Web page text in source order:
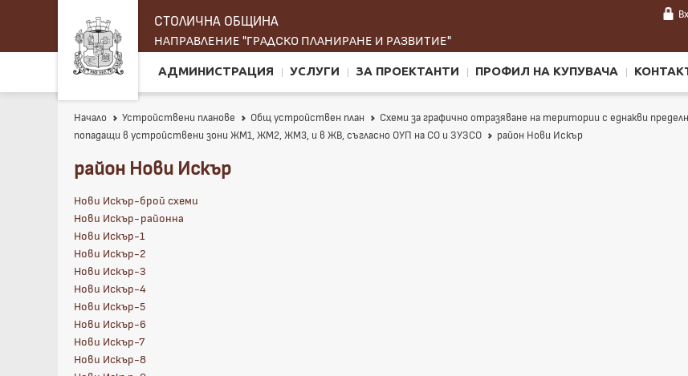
СТОЛИЧНА ОБЩИНА
НАПРАВЛЕНИЕ "ГРАДСКО ПЛАНИРАНЕ И РАЗВИТИЕ"
АДМИНИСТРАЦИЯ УСЛУГИ ЗА ПРОЕКТАНТИ ПРОФИЛ НА КУПУВАЧА
Начало Устройствени планове Общ устройствен план
Схеми за графично отразяване на територии с еднакви
попадащи в устройствени зони ЖМ1, ЖМ2, ЖМ3, и в ЖВ, съгласно ОУП на СО и ЗУЗСО
район Нови Искър
район Нови Искър
Нови Искър-брой схеми
Нови Искър-районна
Нови Искър-1
Нови Искър-2
Нови Искър-3
Нови Искър-4
Нови Искър-5
Нови Искър-6
Нови Искър-7
Нови Искър-8